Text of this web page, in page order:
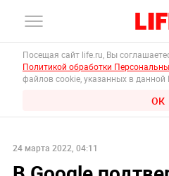
Посещая сайт life.ru, Вы
Политикой обработки
файлов cookie, указанных в данной
ОК
24 марта 2022, 04:11